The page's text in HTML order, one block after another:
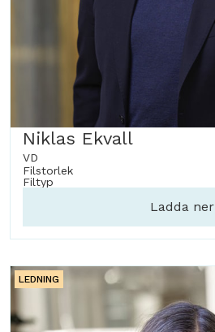
Niklas Ekvall
VD
Filstorlek
Filtyp
Ladda ner
LEDNING